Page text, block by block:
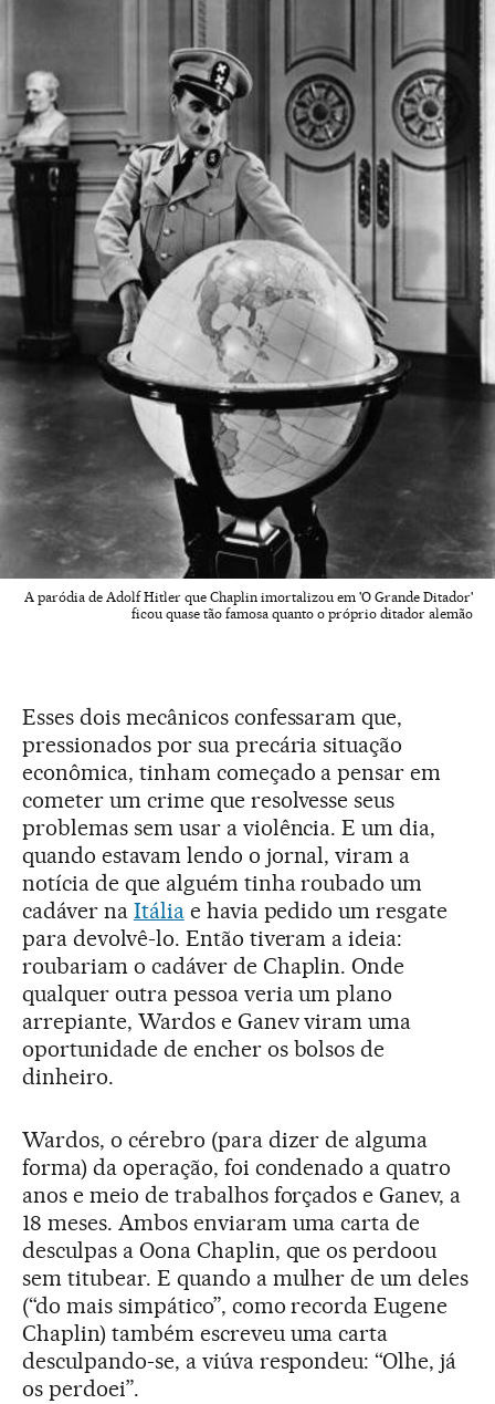
A paródia de Adolf Hitler que Chaplin imortalizou em 'O Grande Ditador'
ficou quase tão famosa quanto o próprio ditador alemão
Esses dois mecânicos confessaram que,
pressionados por sua precária situação
econômica, tinham começado a pensar em
cometer um crime que resolvesse seus
problemas sem usar a violência. E um dia,
quando estavam lendo o jornal, viram a
notícia de que alguém tinha roubado um
cadáver na Itáliae havia pedido um resgate
para devolvê-lo. Então tiveram a ideia:
roubariam o cadáver de Chaplin. Onde
qualquer outra pessoa veria um plano
arrepiante, Wardos e Ganev viram uma
oportunidade de encher os bolsos de
dinheiro.
Wardos, o cérebro (para dizer de alguma
forma) da operação, foi condenado a quatro
anos e meio de trabalhos forçados e Ganev, a
18 meses. Ambos enviaram uma carta de
desculpas a Oona Chaplin, que os perdoou
sem titubear. E quando a mulher de um deles
(“do mais simpático”, como recorda Eugene
Chaplin) também escreveu uma carta
desculpando-se, a viúva respondeu: “Olhe, já
os perdoei”.